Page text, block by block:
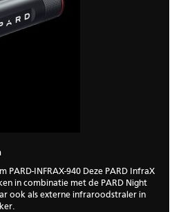
PARD-INFRAX-940 Deze PARD InfraX
in combinatie met de PARD Night
ook als externe infraroodstraler in